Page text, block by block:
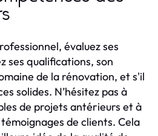
évaluez ses
ses qualifications, son
de la rénovation, et s'il
solides. N’hésitez pas à
de projets antérieurs et à
de clients. Cela